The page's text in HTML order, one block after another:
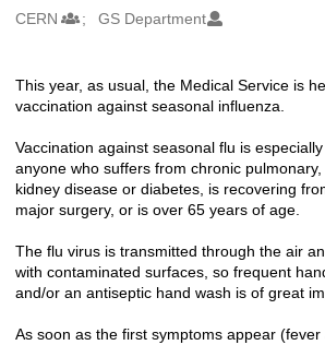
Authors/Creators
CERN GS Department
Description
This year, as usual, the Medical Service is
vaccination against seasonal influenza.
Vaccination against seasonal flu is
anyone who suffers from chronic
kidney disease or diabetes, is recovering
major surgery, or is over 65 years of age.
The flu virus is transmitted through the air
with contaminated surfaces, so frequent
and/or an antiseptic hand wash is of great
As soon as the first symptoms appear (fever